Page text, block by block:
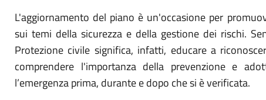
L'aggiornamento del piano è un'occasione per
sui temi della sicurezza e della gestione dei rischi.
Protezione civile significa, infatti, educare a
comprendere l'importanza della prevenzione e
l’emergenza prima, durante e dopo che si è verificata.